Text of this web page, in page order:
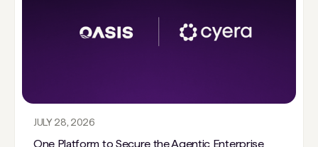
JULY 28, 2026
One Platform to Secure the Agentic Enterprise